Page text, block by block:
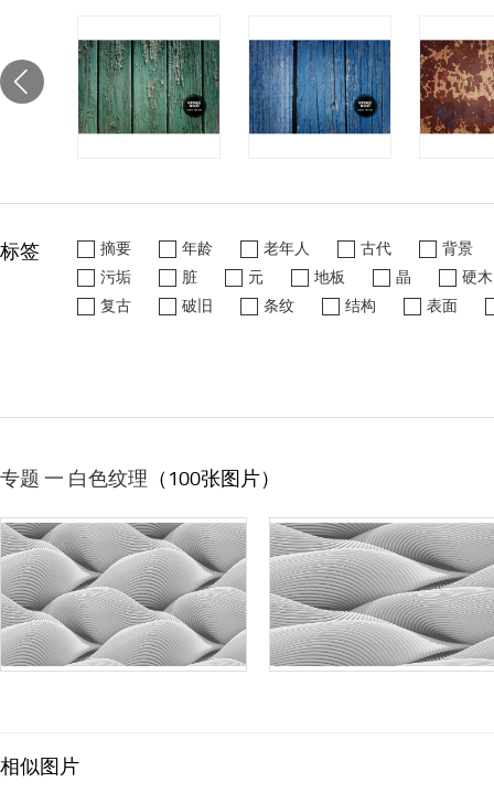
标签 摘要 年龄 老年人 古代
背景
污垢
脏 元 地板 晶
硬木
复古
破旧 条纹 结构 表面
专题 一 白色纹理 （100张图片）
相似图片